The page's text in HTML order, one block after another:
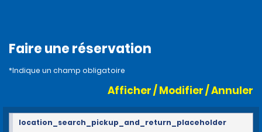
Faire une réservation
*Indique un champ obligatoire
Afficher / Modifier / Annuler
location_search_pickup_and_return_placeholder